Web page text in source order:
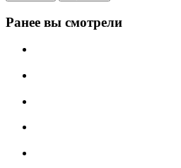
Ранее вы смотрели